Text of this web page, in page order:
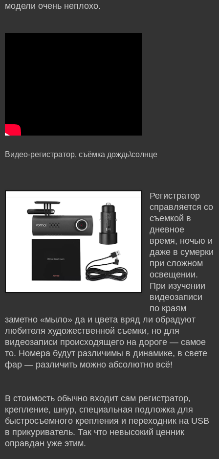
модели очень неплохо.
Видео-регистратор, съёмка дождь\солнце
Регистратор
справляется со
съемкой в
дневное
время, ночью и
даже в сумерки
при сложном
освещении.
При изучении
видеозаписи
по краям
заметно «мыло» да и цвета вряд ли обрадуют
любителя художественной съемки, но для
видеозаписи происходящего на дороге — самое
то. Номера будут различимы в динамике, в свете
фар — различить можно абсолютно всё!
В стоимость обычно входит сам регистратор,
крепление, шнур, специальная подложка для
быстросъемного крепления и переходник на USB
в прикуриватель. Так что невысокий ценник
оправдан уже этим.